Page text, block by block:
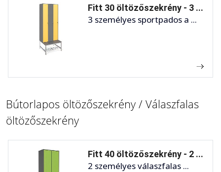
Fitt 30 öltözőszekrény - 3 ...
3 személyes sportpados a ...
Bútorlapos öltözőszekrény / Válaszfalas
öltözőszekrény
Fitt 40 öltözőszekrény - 2 ...
2 személyes válaszfalas ...